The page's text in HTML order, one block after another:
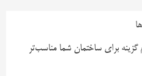
گزینه برای ساختمان شما مناسب‌تر